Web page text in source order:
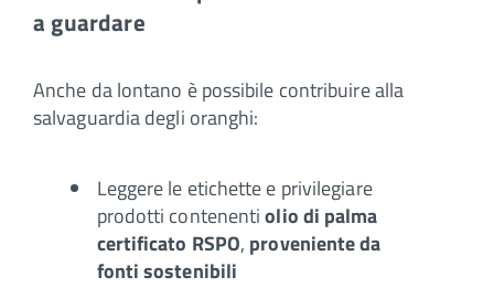
a guardare
Anche da lontano è possibile contribuire alla
salvaguardia degli oranghi:
Leggere le etichette e privilegiare
prodotti contenentiolio di palma
certificato RSPO, proveniente da
fonti sostenibili